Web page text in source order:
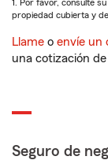
1. Por favor, consulte
propiedad cubierta y
Llame o envíe un
una cotización
Seguro de